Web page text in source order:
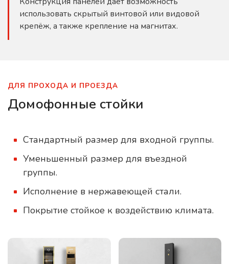
использовать скрытый винтовой или видовой
крепёж, а также крепление на магнитах.
ДЛЯ ПРОХОДА И ПРОЕЗДА
Домофонные стойки
Стандартный размер для входной группы.
Уменьшенный размер для въездной
группы.
Исполнение в нержавеющей стали.
Покрытие стойкое к воздействию климата.